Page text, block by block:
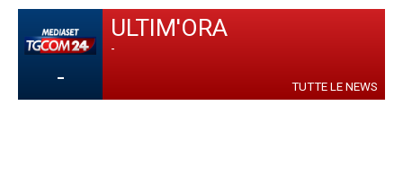
-
ULTIM'ORA
-
TUTTE LE NEWS